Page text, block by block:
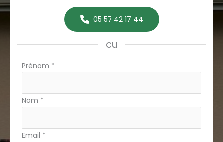
05 57 42 17 44
ou
Formulaire
téléphone
Prénom *
Nom *
Email *